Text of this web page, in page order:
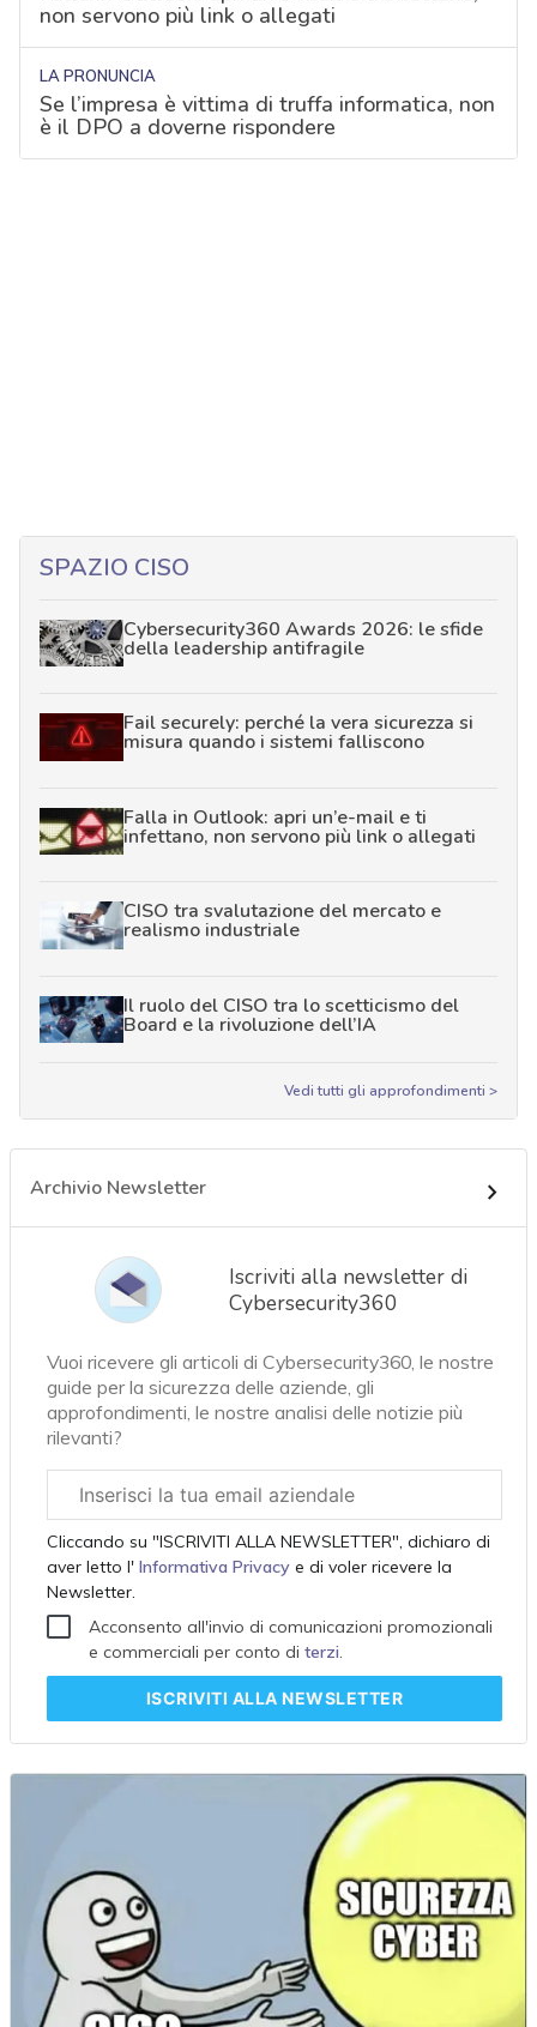
non servono più link o allegati
LA PRONUNCIA
Se l’impresa è vittima di truffa informatica, non
è il DPO a doverne rispondere
SPAZIO CISO
Cybersecurity360 Awards 2026: le sfide
della leadership antifragile
Fail securely: perché la vera sicurezza si
misura quando i sistemi falliscono
Falla in Outlook: apri un’e-mail e ti
infettano, non servono più link o allegati
CISO tra svalutazione del mercato e
realismo industriale
Il ruolo del CISO tra lo scetticismo del
Board e la rivoluzione dell’IA
Vedi tutti gli approfondimenti >
Archivio Newsletter
Iscriviti alla newsletter di
Cybersecurity360
Vuoi ricevere gli articoli di Cybersecurity360, le nostre
guide per la sicurezza delle aziende, gli
approfondimenti, le nostre analisi delle notizie più
rilevanti?
aziendale
Cliccando su "ISCRIVITI ALLA NEWSLETTER", dichiaro di
aver letto l'Informativa Privacy e di voler ricevere la
Newsletter.
Acconsento all'invio di comunicazioni promozionali
e commerciali per conto di terzi.
ISCRIVITI ALLA NEWSLETTER